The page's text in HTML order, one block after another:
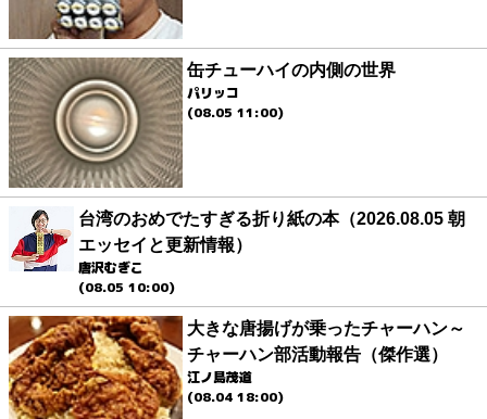
缶チューハイの内側の世界
パリッコ
(08.05 11:00)
台湾のおめでたすぎる折り紙の本（2026.08.05 朝
エッセイと更新情報）
唐沢むぎこ
(08.05 10:00)
大きな唐揚げが乗ったチャーハン～
チャーハン部活動報告（傑作選）
江ノ島茂道
(08.04 18:00)